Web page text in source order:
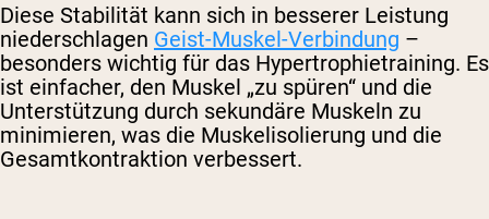
Diese Stabilität kann sich in besserer Leistung
niederschlagen Geist-Muskel-Verbindung –
besonders wichtig für das Hypertrophietraining. Es
ist einfacher, den Muskel „zu spüren“ und die
Unterstützung durch sekundäre Muskeln zu
minimieren, was die Muskelisolierung und die
Gesamtkontraktion verbessert.